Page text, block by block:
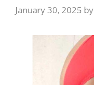
January 30, 2025 by